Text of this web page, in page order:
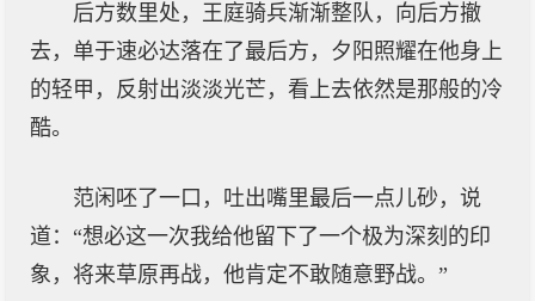
后方数里处，王庭骑兵渐渐整队，向后方撤
去，单于速必达落在了最后方，夕阳照耀在他身上
的轻甲，反射出淡淡光芒，看上去依然是那般的冷
酷。
范闲呸了一口，吐出嘴里最后一点儿砂，说
道：“想必这一次我给他留下了一个极为深刻的印
象，将来草原再战，他肯定不敢随意野战。”